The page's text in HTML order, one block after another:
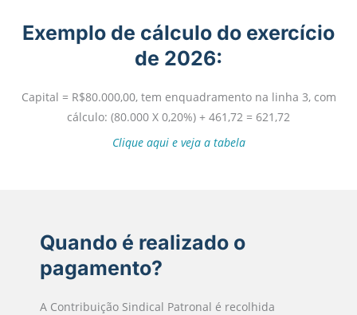
Exemplo de cálculo do exercício
de 2026:
Capital = R$80.000,00, tem enquadramento na linha 3, com
cálculo: (80.000 X 0,20%) + 461,72 = 621,72
Clique aqui e veja a tabela
Quando é realizado o
pagamento?
A Contribuição Sindical Patronal é recolhida